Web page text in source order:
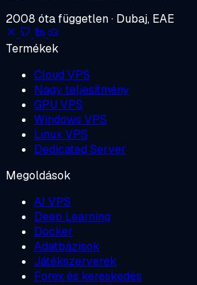
2008 óta független · Dubaj, EAE
Termékek
Cloud VPS
Nagy teljesítmény
GPU VPS
Windows VPS
Linux VPS
Dedicated Server
Megoldások
AI VPS
Deep Learning
Docker
Adatbázisok
Játékszerverek
Forex és kereskedés